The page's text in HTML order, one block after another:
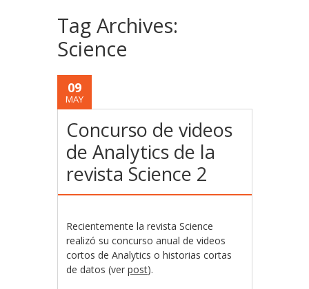
Tag Archives:
Science
09
MAY
Concurso de videos
de Analytics de la
revista Science 2
Recientemente la revista Science
realizó su concurso anual de videos
cortos de Analytics o historias cortas
de datos (verpost).